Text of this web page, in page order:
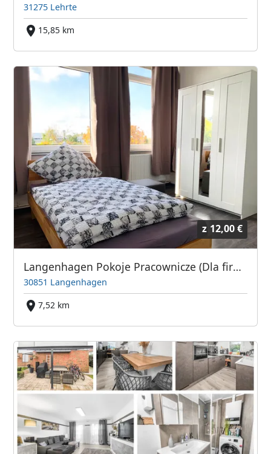
31275 Lehrte
15,85 km
z 12,00 €
Langenhagen Pokoje Pracownicze (Dla firm i osób prywatnych)
30851 Langenhagen
7,52 km